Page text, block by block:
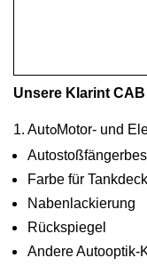
Unsere Klarint
1. AutoMotor- und
Farbe für
Nabenlackierung
Rückspiegel
Andere Autooptik-